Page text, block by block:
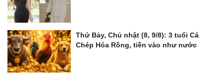
Thứ Bảy, Chủ nhật (8, 9/8): 3 tuổi Cá
Chép Hóa Rồng, tiền vào như nước